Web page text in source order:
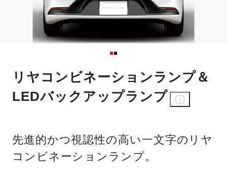
リヤコンビネーションランプ＆
LEDバックアップランプ
先進的かつ視認性の高い一文字のリヤ
コンビネーションランプ。